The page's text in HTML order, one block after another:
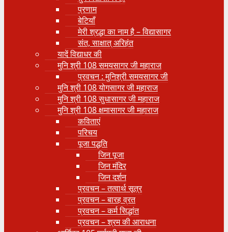
प्रणाम
बेटियाँ
मेरी श्रद्धा का नाम है – विद्यासागर
संत, साक्षात् अरिहंत
यादें विद्याधर की
मुनि श्री 108 समयसागर जी महाराज
प्रवचन : मुनिश्री समयसागर जी
मुनि श्री 108 योगसागर जी महाराज
मुनि श्री 108 सुधासागर जी महाराज
मुनि श्री 108 क्षमासागर जी महाराज
कविताएं
परिचय
पूजा पद्धति
जिन पूजा
जिन मंदिर
जिन दर्शन
प्रवचन – तत्वार्थ सूत्र
प्रवचन – बारह व्रत
प्रवचन – कर्म सिद्धांत
प्रवचन – श्रम की आराधना